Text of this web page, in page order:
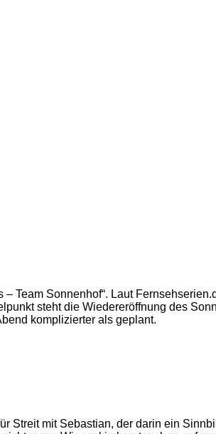
Team Sonnenhof“. Laut
steht die Wiedereröffnung des
komplizierter als geplant.
Streit mit Sebastian, der darin ein